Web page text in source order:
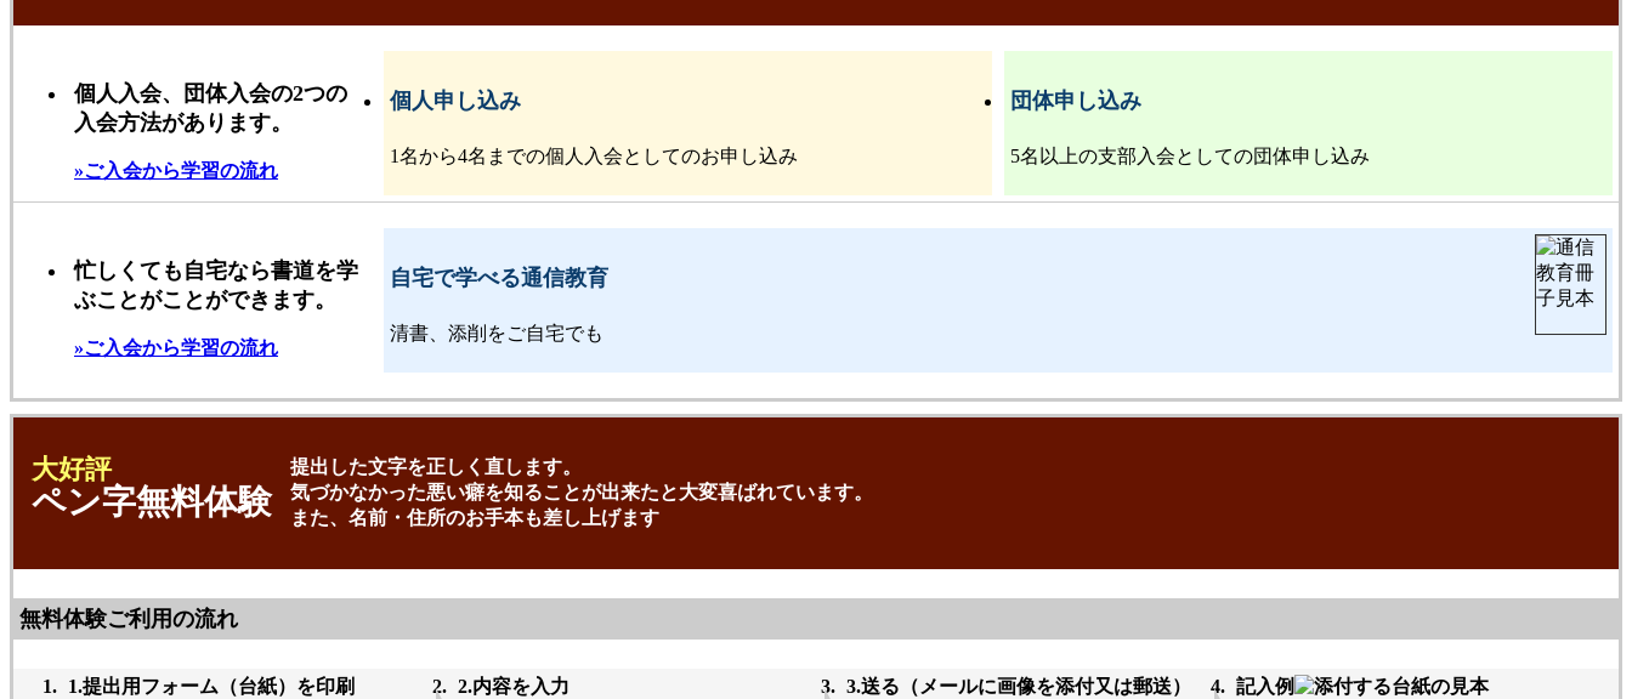
個人入会、団体入会の2つの
入会方法があります。
»ご入会から学習の流れ
個人申し込み
1名から4名までの個人入会としてのお申し込み
団体申し込み
5名以上の支部入会としての団体申し込み
忙しくても自宅なら書道を学
ぶことがことができます。
»ご入会から学習の流れ
自宅で学べる通信教育
清書、添削をご自宅でも
大好評
ペン字無料体験
提出した文字を正しく直します。
気づかなかった悪い癖を知ることが出来たと大変喜ばれています。
また、名前・住所のお手本も差し上げます
無料体験ご利用の流れ
1.提出用フォーム（台紙）を印刷 2.内容を入力 3.送る（メールに画像を添付又は郵送） 記入例